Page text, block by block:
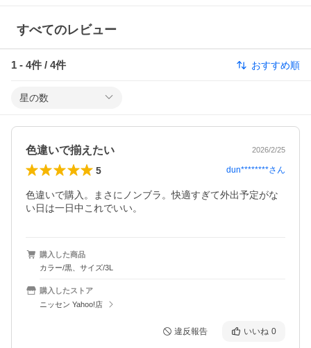
すべてのレビュー
1 - 4件 / 4件 おすすめ順
星の数
色違いで揃えたい 2026/2/25
5 dun********さん
色違いで購入。まさにノンブラ。快適すぎて外出予定がな
い日は一日中これでいい。
購入した商品
カラー/黒、サイズ/3L
購入したストア
ニッセン Yahoo!店
違反報告 いいね 0